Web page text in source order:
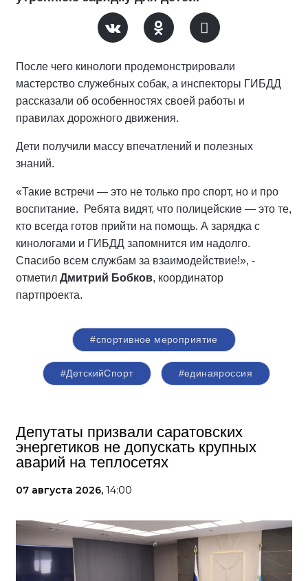
После чего кинологи продемонстрировали
мастерство служебных собак, а инспекторы ГИБДД
рассказали об особенностях своей работы и
правилах дорожного движения.
Дети получили массу впечатлений и полезных
знаний.
«Такие встречи — это не только про спорт, но и про
воспитание. Ребята видят, что полицейские — это те,
кто всегда готов прийти на помощь. А зарядка с
кинологами и ГИБДД запомнится им надолго.
Спасибо всем службам за взаимодействие!», -
отметил Дмитрий Бобков, координатор
партпроекта.
#спортивное мероприятие
#ДетскийСпорт #единаяроссия
Депутаты призвали саратовских
энергетиков не допускать крупных
аварий на теплосетях
07 августа 2026, 14:00